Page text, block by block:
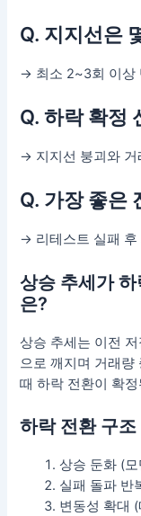
Q. 지지선은
→ 최소 2~3회 이상
Q. 하락 확정
→ 지지선 붕괴와 거
Q. 가장 좋은
→ 리테스트 실패 후
상승 추세가
은?
상승 추세는 이전
으로 깨지며 거래량
때 하락 전환이 확정
하락 전환 구
상승 둔화 (
실패 돌파 반
변동성 확대 (